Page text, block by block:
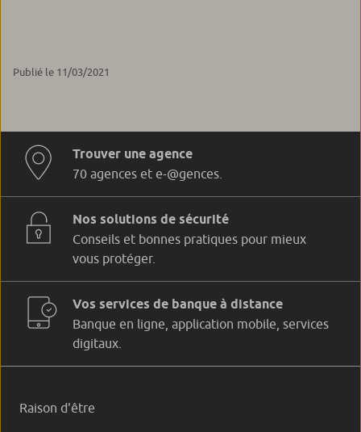
Publié le 11/03/2021
Trouver une agence
70 agences et e-@gences.
Nos solutions de sécurité
Conseils et bonnes pratiques pour mieux
vous protéger.
Vos services de banque à distance
Banque en ligne, application mobile, services
digitaux.
Raison d'être